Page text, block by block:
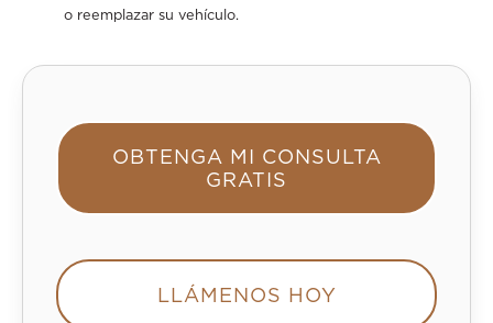
o reemplazar su vehículo.
OBTENGA MI CONSULTA
GRATIS
LLÁMENOS HOY